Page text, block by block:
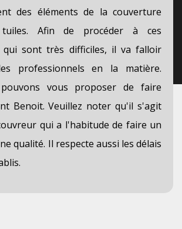
des éléments de la couverture
Afin de procéder à ces
qui sont très difficiles, il va falloir
professionnels en la matière.
vous proposer de faire
Benoit. Veuillez noter qu'il s'agit
qui a l'habitude de faire un
qualité. Il respecte aussi les délais